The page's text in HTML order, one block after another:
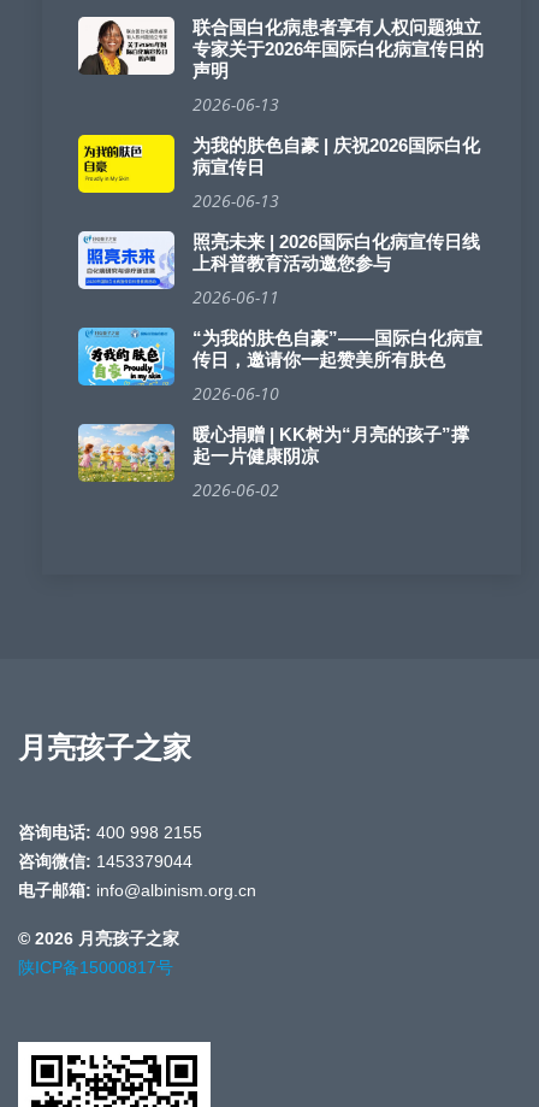
联合国白化病患者享有人权问题独立
专家关于2026年国际白化病宣传日的
声明
2026-06-13
为我的肤色自豪 | 庆祝2026国际白化
病宣传日
2026-06-13
照亮未来 | 2026国际白化病宣传日线
上科普教育活动邀您参与
2026-06-11
“为我的肤色自豪”——国际白化病宣
传日，邀请你一起赞美所有肤色
2026-06-10
暖心捐赠 | KK树为“月亮的孩子”撑
起一片健康阴凉
2026-06-02
月亮孩子之家
咨询电话: 400 998 2155
咨询微信: 1453379044
电子邮箱: info@albinism.org.cn
© 2026 月亮孩子之家
陕ICP备15000817号